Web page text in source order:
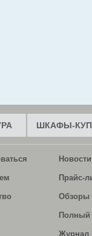
ШКАФЫ-
Новости
Прайс-
Обзоры
Полный
Журнал